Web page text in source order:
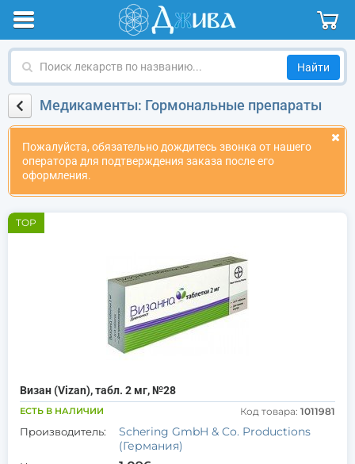
Поиск
по
названиюМедикаменты: Гормональные препараты
Пожалуйста, обязательно дождитесь звонка от нашего
оператора для подтверждения заказа после его
оформления.
TOP
Визан (Vizan), табл. 2 мг, №28
ЕСТЬ В НАЛИЧИИ Код товара: 1011981
Производитель:
Schering GmbH & Co. Productions
(Германия)